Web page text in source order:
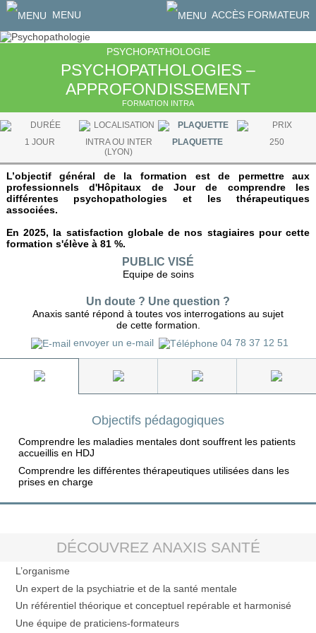
MENU ACCÈS FORMATEUR
PSYCHOPATHOLOGIE
PSYCHOPATHOLOGIES –
APPROFONDISSEMENT
FORMATION INTRA
1 JOUR
INTRA OU INTER
(LYON)
PLAQUETTE 250
L’objectif général de la formation est de permettre aux
professionnels d'Hôpitaux de Jour de comprendre les
différentes psychopathologies et les thérapeutiques
associées.
En 2025, la satisfaction globale de nos stagiaires pour cette
formation s'élève à 81 %.
PUBLIC VISÉ
Equipe de soins
Un doute ? Une question ?
Anaxis santé répond à toutes vos interrogations au sujet
de cette formation.
envoyer un e-mail
04 78 37 12 51
Objectifs pédagogiques
Comprendre les maladies mentales dont souffrent les patients
accueillis en HDJ
Comprendre les différentes thérapeutiques utilisées dans les
prises en charge
DÉCOUVREZ ANAXIS SANTÉ
L’organisme
Un expert de la psychiatrie et de la santé mentale
Un référentiel théorique et conceptuel repérable et harmonisé
Une équipe de praticiens-formateurs